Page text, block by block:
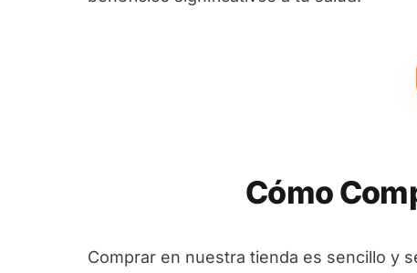
Cómo
Comprar en nuestra tienda es sencillo y